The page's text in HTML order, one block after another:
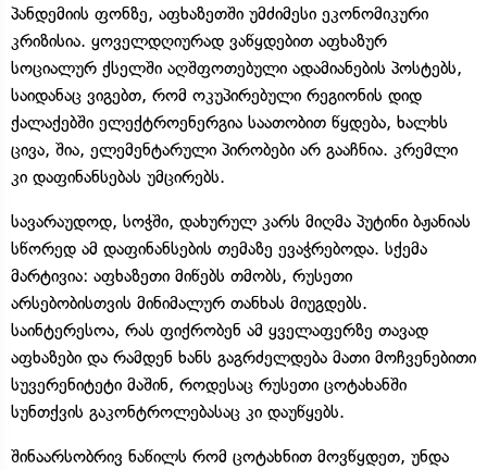
პანდემიის ფონზე, აფხაზეთში უმძიმესი ეკონომიკური
კრიზისია. ყოველდღიურად ვაწყდებით აფხაზურ
სოციალურ ქსელში აღშფოთებული ადამიანების პოსტებს,
საიდანაც ვიგებთ, რომ ოკუპირებული რეგიონის დიდ
ქალაქებში ელექტროენერგია საათობით წყდება, ხალხს
ცივა, შია, ელემენტარული პირობები არ გააჩნია. კრემლი
კი დაფინანსებას უმცირებს.
სავარაუდოდ, სოჭში, დახურულ კარს მიღმა პუტინი ბჟანიას
სწორედ ამ დაფინანსების თემაზე ევაჭრებოდა. სქემა
მარტივია: აფხაზეთი მიწებს თმობს, რუსეთი
არსებობისთვის მინიმალურ თანხას მიუგდებს.
საინტერესოა, რას ფიქრობენ ამ ყველაფერზე თავად
აფხაზები და რამდენ ხანს გაგრძელდება მათი მოჩვენებითი
სუვერენიტეტი მაშინ, როდესაც რუსეთი ცოტახანში
სუნთქვის გაკონტროლებასაც კი დაუწყებს.
შინაარსობრივ ნაწილს რომ ცოტახნით მოვწყდეთ, უნდა